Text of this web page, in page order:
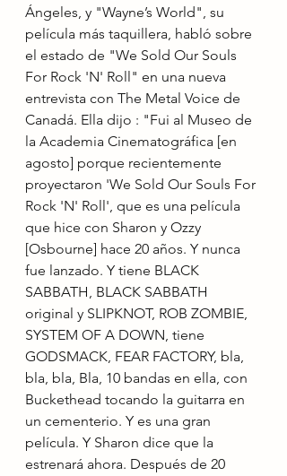
Ángeles, y "Wayne’s World", su
película más taquillera, habló sobre
el estado de "We Sold Our Souls
For Rock 'N' Roll" en una nueva
entrevista con The Metal Voice de
Canadá. Ella dijo : "Fui al Museo de
la Academia Cinematográfica [en
agosto] porque recientemente
proyectaron 'We Sold Our Souls For
Rock 'N' Roll', que es una película
que hice con Sharon y Ozzy
[Osbourne] hace 20 años. Y nunca
fue lanzado. Y tiene BLACK
SABBATH, BLACK SABBATH
original y SLIPKNOT, ROB ZOMBIE,
SYSTEM OF A DOWN, tiene
GODSMACK, FEAR FACTORY, bla,
bla, bla, Bla, 10 bandas en ella, con
Buckethead tocando la guitarra en
un cementerio. Y es una gran
película. Y Sharon dice que la
estrenará ahora. Después de 20